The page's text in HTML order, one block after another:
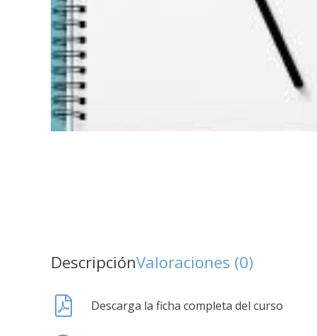
DescripciónValoraciones (0)
Descarga la ficha completa del curso